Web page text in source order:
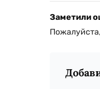
Заметили